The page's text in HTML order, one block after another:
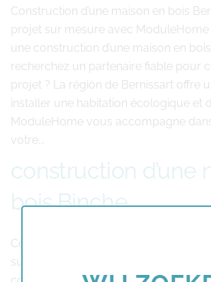
Construction d’une maison en bois
projet sur mesure avec ModuleHome
une construction d’une maison en
recherchez un partenaire fiable pour
projet ? La région de Bernissart offre
installer une habitation écologique et
ModuleHome vous accompagne
votre...
construction d’une
bois Binche
Construction d’une maison en bois
sur mesure avec ModuleHome Vous